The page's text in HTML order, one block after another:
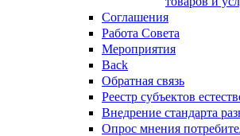
Соглашения
Работа Совета
Мероприятия
Back
Обратная связь
Реестр субъектов
Внедрение стандарта
Опрос мнения